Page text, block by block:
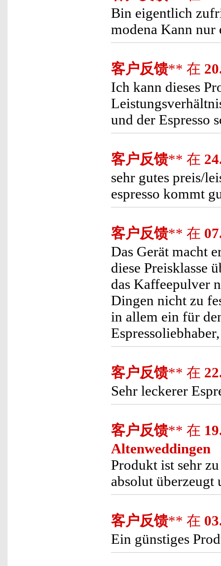
Bin eigentlich
modena Kann nur
客户反馈** 在
Ich kann dieses
und der Espresso
客户反馈** 在
sehr gutes preis/
espresso kommt
客户反馈** 在
Das Gerät macht
diese Preisklasse
das Kaffeepulver
Dingen nicht zu
in allem ein für
客户反馈** 在
Sehr leckerer
客户反馈** 在
Altenweddingen
Produkt ist sehr
absolut überzeugt
客户反馈** 在
Ein günstiges